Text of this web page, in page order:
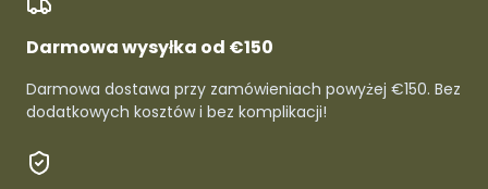
Darmowa wysyłka od €150
Darmowa dostawa przy zamówieniach powyżej €150. Bez
dodatkowych kosztów i bez komplikacji!